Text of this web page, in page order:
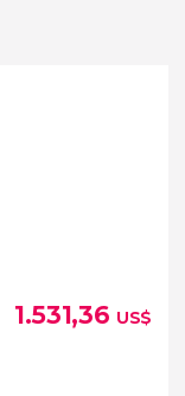
1.531,36 US$